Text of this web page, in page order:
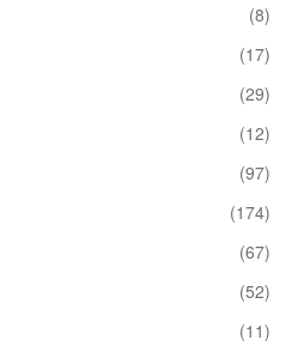
(8)
(17)
(29)
(12)
(97)
(174)
(67)
(52)
(11)